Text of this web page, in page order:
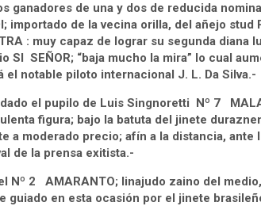
ganadores de una y dos de reducida
importado de la vecina orilla, del añejo stud
: muy capaz de lograr su segunda diana
SI SEÑOR; “baja mucho la mira” lo cual
el notable piloto internacional J. L. Da Silva.-
el pupilo de Luis Singnoretti Nº 7
figura; bajo la batuta del jinete
a moderado precio; afín a la distancia,
de la prensa exitista.-
Nº 2 AMARANTO; linajudo zaino del
guiado en esta ocasión por el jinete